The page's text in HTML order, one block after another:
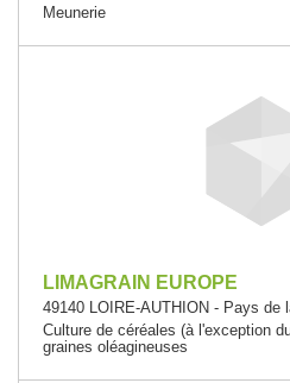
Meunerie
LIMAGRAIN EUROPE
49140 LOIRE-AUTHION - Pays de
Culture de céréales (à l'exception
graines oléagineuses